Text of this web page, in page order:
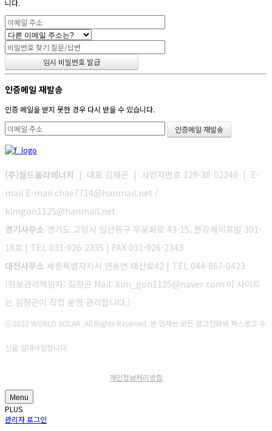
니다.
인증메일 재발송
인증 메일을 받지 못한 경우 다시 받을 수 있습니다.
(주)월드쏠라에너지 | 대표 김채곤 | 사업자번호 128-38-02240 | E-
mail E-mail chae7714@hanmail.net /
kimgon1125@hanmail.net
경기사무소 경기도 고양시 일산동구 무궁화로 43-15, 한강세이프빌 301-
19호 | TEL 031-926-2335 | FAX 031-926-2343
대전사무소 세종특별자치시 연동면 태산로42 | TEL 044-867-0423
(정보관리책임자: 김정곤 Mail: kim_gon1125@naver.com 이 사이트
는 김정곤이 직접 운영·관리합니다.)
ⓒ2022 WORLD SOLAR. All Rights Reserved. 본 업체는 모든 광고전화와 팩스광고 수
신을 절대사절합니다.
개인정보처리방침
Menu
PLUS
관리자 로그인